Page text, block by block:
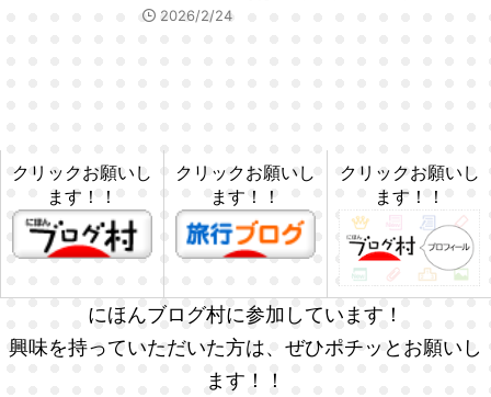
2026/2/24
クリックお願いし
ます！！
クリックお願いし
ます！！
クリックお願いし
ます！！
にほんブログ村に参加しています！
興味を持っていただいた方は、ぜひポチッとお願いし
ます！！